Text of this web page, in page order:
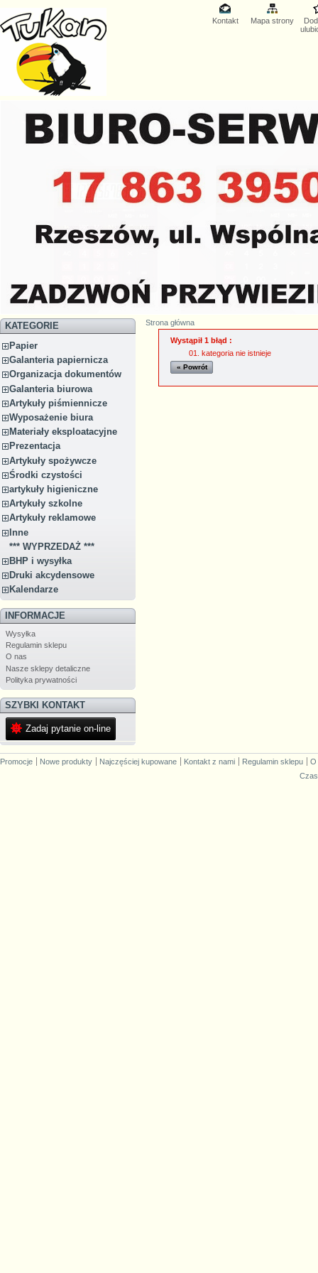
Kontakt Mapa strony
KATEGORIE
Papier
Galanteria papiernicza
Organizacja dokumentów
Galanteria biurowa
Artykuły piśmiennicze
Wyposażenie biura
Materiały eksploatacyjne
Prezentacja
Artykuły spożywcze
Środki czystości
artykuły higieniczne
Artykuły szkolne
Artykuły reklamowe
Inne
*** WYPRZEDAŻ ***
BHP i wysyłka
Druki akcydensowe
Kalendarze
INFORMACJE
Wysyłka
Regulamin sklepu
O nas
Nasze sklepy detaliczne
Polityka prywatności
SZYBKI KONTAKT
Zadaj pytanie on-line
Strona główna
Wystąpił 1 błąd :
kategoria nie istnieje
« Powrót
Promocje Nowe produkty Najczęściej kupowane Kontakt z nami Regulamin sklepu
O